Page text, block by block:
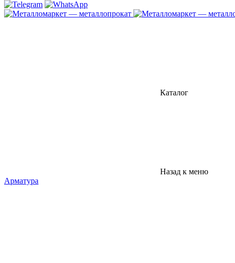
Каталог
Назад к меню
Арматура